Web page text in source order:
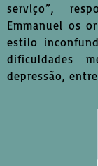
serviço”,
Emmanuel os
estilo
dificuldades
depressão,